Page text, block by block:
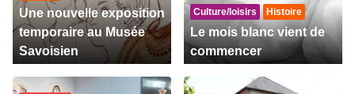
Une nouvelle exposition
temporaire au Musée
Savoisien
Culture/loisirs Histoire
Le mois blanc vient de
commencer